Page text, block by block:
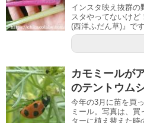
インスタ映え抜群の
スタやってないけど
(西洋ふだん草)』で
カモミールが
のテントウム
今年の3月に苗を買
ミール。写真は、
ターに植え替えた時